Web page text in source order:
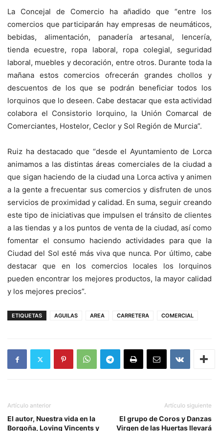
La Concejal de Comercio ha añadido que “entre los
comercios que participarán hay empresas de neumáticos,
bebidas, alimentación, panadería artesanal, lencería,
tienda ecuestre, ropa laboral, ropa colegial, seguridad
laboral, muebles y decoración, entre otros. Durante toda la
mañana estos comercios ofrecerán grandes chollos y
descuentos de los que se podrán beneficiar todos los
lorquinos que lo deseen. Cabe destacar que esta actividad
colabora el Consistorio lorquino, la Unión Comarcal de
Comerciantes, Hostelor, Ceclor y Sol Región de Murcia”.
Ruiz ha destacado que “desde el Ayuntamiento de Lorca
animamos a las distintas áreas comerciales de la ciudad a
que sigan haciendo de la ciudad una Lorca activa y animen
a la gente a frecuentar sus comercios y disfruten de unos
servicios de proximidad y calidad. En suma, seguir creando
este tipo de iniciativas que impulsen el tránsito de clientes
a las tiendas y a los puntos de venta de la ciudad, así como
fomentar el consumo haciendo actividades para que la
Ciudad del Sol esté más viva que nunca. Por último, cabe
destacar que en los comercios locales los lorquinos
pueden encontrar los mejores productos, la mayor calidad
y los mejores precios”.
ETIQUETAS AGUILAS AREA CARRETERA COMERCIAL
Artículo anterior
El autor, Nuestra vida en la
Borgoña, Loving Vincents y
Artículo siguiente
El grupo de Coros y Danzas
Virgen de las Huertas llevará